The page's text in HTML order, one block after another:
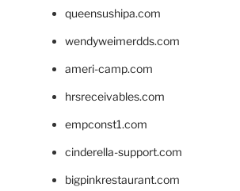
queensushipa.com
wendyweimerdds.com
ameri-camp.com
hrsreceivables.com
empconst1.com
cinderella-support.com
bigpinkrestaurant.com